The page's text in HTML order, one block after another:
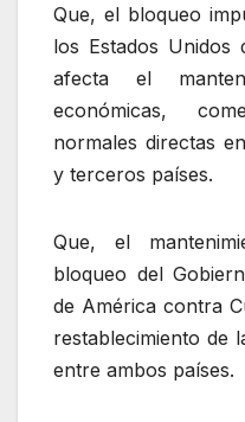
Que, el bloqueo
los Estados Unidos
afecta el
económicas,
normales directas
y terceros países.
Que, el
bloqueo del
de América contra
restablecimiento de
entre ambos países.